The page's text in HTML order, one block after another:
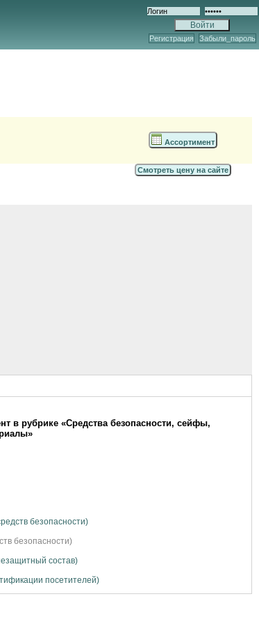
Регистрация Забыли_пароль
Ассортимент
Смотреть цену на сайте
в рубрике «Средства безопасности, сейфы,
безопасности)
безопасности)
состав)
посетителей)